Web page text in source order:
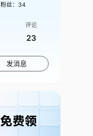
粉丝： 34
评论
23
发消息